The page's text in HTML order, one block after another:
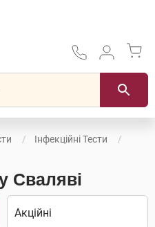
Інфекційні Тести
Сваляві